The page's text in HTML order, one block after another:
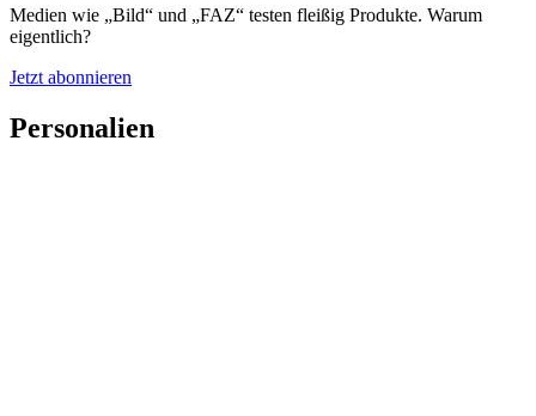
Medien wie „Bild“ und „FAZ“ testen fleißig Produkte. Warum
eigentlich?
Jetzt abonnieren
Personalien